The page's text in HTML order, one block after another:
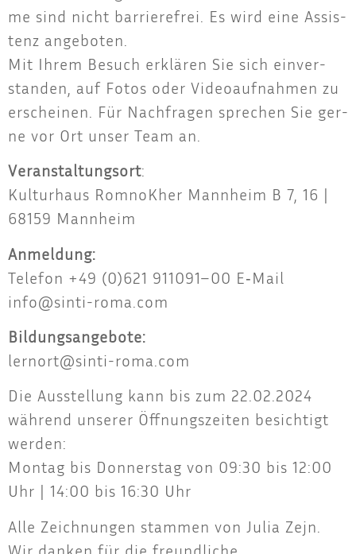
me sind nicht bar­rie­re­frei. Es wird eine Assis­
tenz ange­bo­ten.
Mit Ihrem Besuch erklä­ren Sie sich ein­ver­
stan­den, auf Fotos oder Video­auf­nah­men zu
erschei­nen. Für Nach­fra­gen spre­chen Sie ger­
ne vor Ort unser Team an.
Ver­an­stal­tungs­ort:
Kul­tur­haus Rom­noK­her Mann­heim B 7, 16 |
68159 Mannheim
Anmel­dung:
Tele­fon +49 (0)621 911091–00 E‑Mail
info@sinti-roma.com
Bil­dungs­an­ge­bo­te:
lernort@sinti-roma.com
Die Aus­stel­lung kann bis zum 22.02.2024
wäh­rend unse­rer Öff­nungs­zei­ten besich­tigt
wer­den:
Mon­tag bis Don­ners­tag von 09:30 bis 12:00
Uhr | 14:00 bis 16:30 Uhr
Alle Zeich­nun­gen stam­men von Julia Zejn.
Wir dan­ken für die freund­li­che